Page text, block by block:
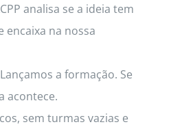
analisa se a ideia tem
encaixa na nossa
Lançamos a formação. Se
acontece.
sem turmas vazias e